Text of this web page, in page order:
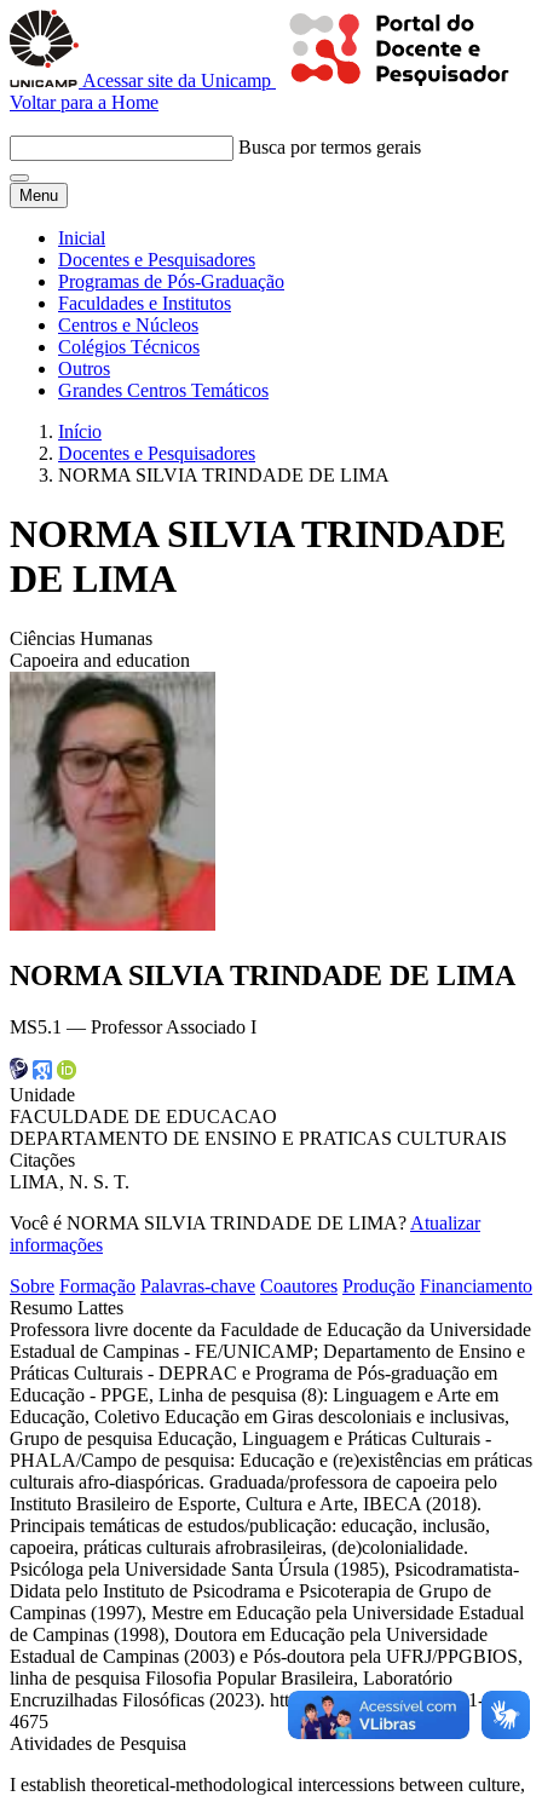
Acessar site da Unicamp
Voltar para a Home
Busca por termos gerais
Menu
Inicial
Docentes e Pesquisadores
Programas de Pós-Graduação
Faculdades e Institutos
Centros e Núcleos
Colégios Técnicos
Outros
Grandes Centros Temáticos
Início
Docentes e Pesquisadores
NORMA SILVIA TRINDADE DE LIMA
NORMA SILVIA TRINDADE
DE LIMA
Ciências Humanas
Capoeira and education
NORMA SILVIA TRINDADE DE LIMA
MS5.1 — Professor Associado I
Unidade
FACULDADE DE EDUCACAO
DEPARTAMENTO DE ENSINO E PRATICAS CULTURAIS
Citações
LIMA, N. S. T.
Você é NORMA SILVIA TRINDADE DE LIMA? Atualizar
informações
Sobre Formação Palavras-chave Coautores Produção Financiamento
Resumo Lattes
Professora livre docente da Faculdade de Educação da Universidade
Estadual de Campinas - FE/UNICAMP; Departamento de Ensino e
Práticas Culturais - DEPRAC e Programa de Pós-graduação em
Educação - PPGE, Linha de pesquisa (8): Linguagem e Arte em
Educação, Coletivo Educação em Giras descoloniais e inclusivas,
Grupo de pesquisa Educação, Linguagem e Práticas Culturais -
PHALA/Campo de pesquisa: Educação e (re)existências em práticas
culturais afro-diaspóricas. Graduada/professora de capoeira pelo
Instituto Brasileiro de Esporte, Cultura e Arte, IBECA (2018).
Principais temáticas de estudos/publicação: educação, inclusão,
capoeira, práticas culturais afrobrasileiras, (de)colonialidade.
Psicóloga pela Universidade Santa Úrsula (1985), Psicodramatista-
Didata pelo Instituto de Psicodrama e Psicoterapia de Grupo de
Campinas (1997), Mestre em Educação pela Universidade Estadual
de Campinas (1998), Doutora em Educação pela Universidade
Estadual de Campinas (2003) e Pós-doutora pela UFRJ/PPGBIOS,
linha de pesquisa Filosofia Popular Brasileira, Laboratório
Encruzilhadas Filosóficas (2023). https://orcid.org/0000-0001-6728-
4675
Atividades de Pesquisa
I establish theoretical-methodological intercessions between culture,